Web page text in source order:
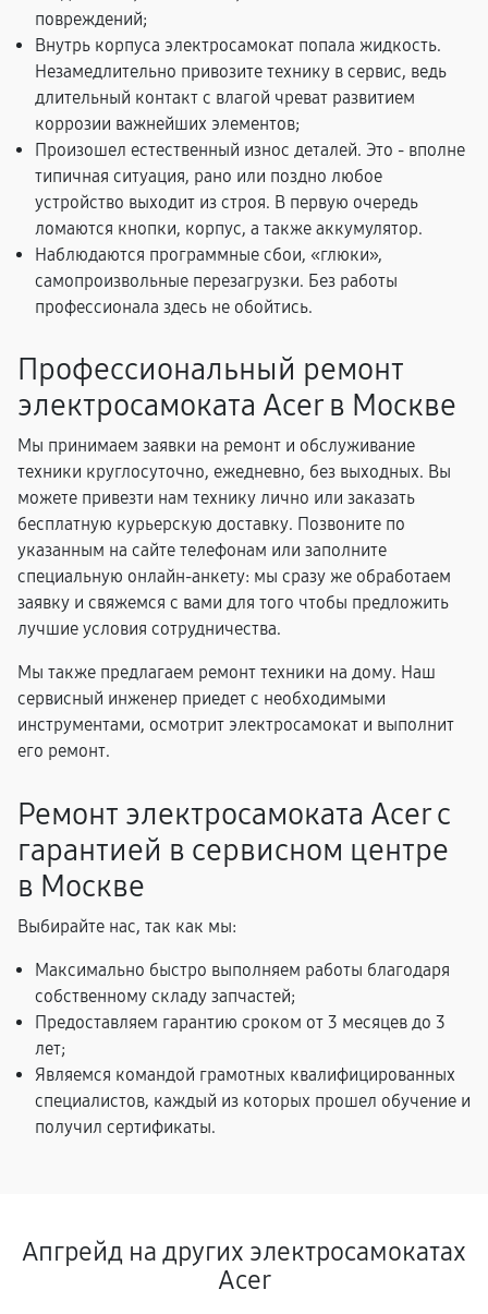
повреждений;
Внутрь корпуса электросамокат попала жидкость.
Незамедлительно привозите технику в сервис, ведь
длительный контакт с влагой чреват развитием
коррозии важнейших элементов;
Произошел естественный износ деталей. Это - вполне
типичная ситуация, рано или поздно любое
устройство выходит из строя. В первую очередь
ломаются кнопки, корпус, а также аккумулятор.
Наблюдаются программные сбои, «глюки»,
самопроизвольные перезагрузки. Без работы
профессионала здесь не обойтись.
Профессиональный ремонт
электросамоката Acer в Москве
Мы принимаем заявки на ремонт и обслуживание
техники круглосуточно, ежедневно, без выходных. Вы
можете привезти нам технику лично или заказать
бесплатную курьерскую доставку. Позвоните по
указанным на сайте телефонам или заполните
специальную онлайн-анкету: мы сразу же обработаем
заявку и свяжемся с вами для того чтобы предложить
лучшие условия сотрудничества.
Мы также предлагаем ремонт техники на дому. Наш
сервисный инженер приедет с необходимыми
инструментами, осмотрит электросамокат и выполнит
его ремонт.
Ремонт электросамоката Acer с
гарантией в сервисном центре
в Москве
Выбирайте нас, так как мы:
Максимально быстро выполняем работы благодаря
собственному складу запчастей;
Предоставляем гарантию сроком от 3 месяцев до 3
лет;
Являемся командой грамотных квалифицированных
специалистов, каждый из которых прошел обучение и
получил сертификаты.
Апгрейд на других электросамокатах
Acer